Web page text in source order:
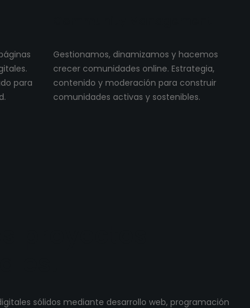
para
Gestionamos, dinamizamos y hacemos
crecer comunidades online. Estrategia,
contenido y moderación para construir
comunidades activas y sostenibles.
sólidos mediante desarrollo web, programación